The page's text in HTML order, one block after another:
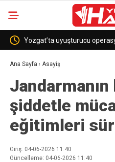
operasyonunda 19 şüpheli
Ana Sayfa › Asayiş
Jandarmanın
şiddetle
eğitimleri
Giriş: 04-06-2026 11:40
Güncelleme: 04-06-2026 11:40